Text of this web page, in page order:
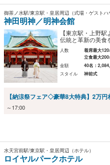
御茶ノ水駅/東京駅・皇居周辺（式場・ゲストハ
神田明神／明神会館
【東京駅・上野
伝統と革新の美食
人数
着席最大120
立食最大200
金額
40名：
スタイル
神前式
【納涼祭フェア◇豪華8大特典】2万
～17:00
水天宮前駅/東京駅・皇居周辺（ホテル）
ロイヤルパークホテル